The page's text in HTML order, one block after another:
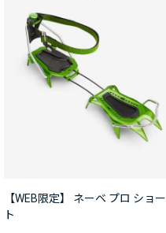
【WEB限定】 ネーベ プロ ショー
ト